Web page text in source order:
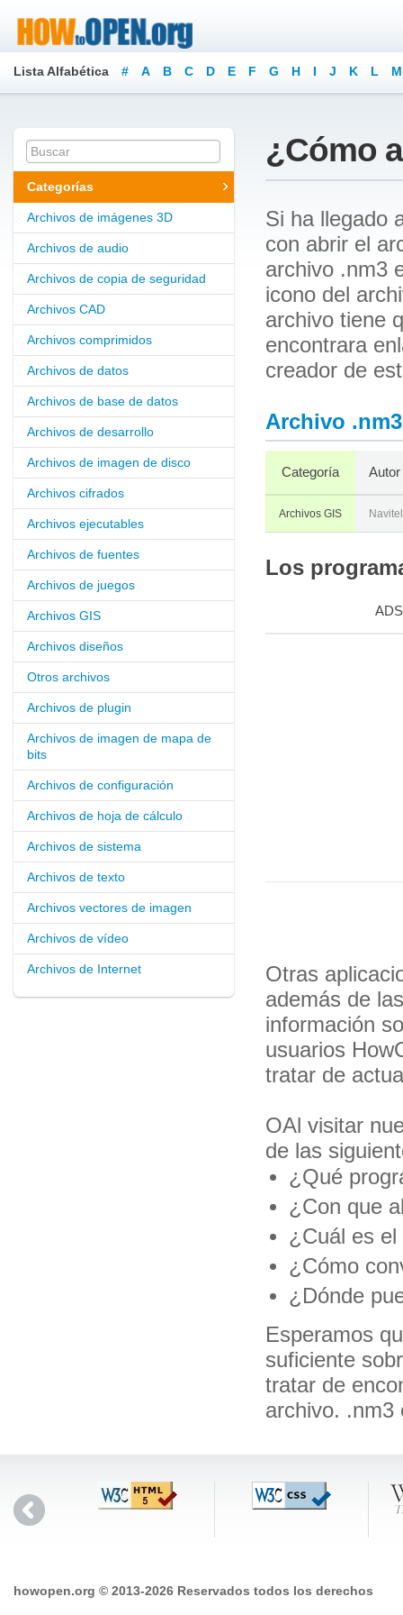
Lista Alfabética # A B C D E F G H I J K L M
Categorías
Archivos de imágenes 3D
Archivos de audio
Archivos de copia de seguridad
Archivos CAD
Archivos comprimidos
Archivos de datos
Archivos de base de datos
Archivos de desarrollo
Archivos de imagen de disco
Archivos cifrados
Archivos ejecutables
Archivos de fuentes
Archivos de juegos
Archivos GIS
Archivos diseños
Otros archivos
Archivos de plugin
Archivos de imagen de mapa de
bits
Archivos de configuración
Archivos de hoja de cálculo
Archivos de sistema
Archivos de texto
Archivos vectores de imagen
Archivos de vídeo
Archivos de Internet
¿Cómo
Si ha llegado
con abrir el
archivo .nm3
icono del
archivo tiene
encontrara
creador de
Archivo .nm3
Categoría
Archivos GIS Navitel
Los
ADS
Otras
además de
información
usuarios
tratar de
OAl visitar
de las
¿Qué
¿Con que
¿Cuál es
¿Cómo
¿Dónde
Esperamos
suficiente
tratar de
archivo.
howopen.org © 2013-2026 Reservados todos los derechos